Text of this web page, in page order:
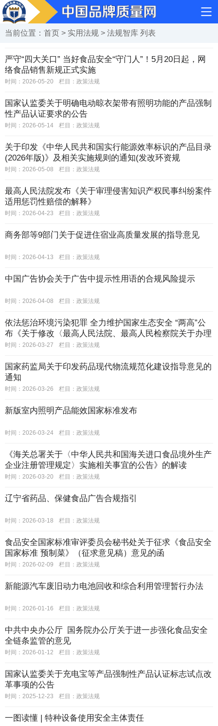
当前位置： 首页 > 实用法规 > 法规智库 列表
严守“四大关口” 当好食品安全“守门人”！5月20日起，网
络食品销售新规正式实施
时间：2026-05-20 栏目： 政策法规
国家认监委关于明确电动晾衣架带有照明功能的产品强制
性产品认证要求的公告
时间：2026-05-14 栏目： 政策法规
关于印发《中华人民共和国实行能源效率标识的产品目录
(2026年版)》及相关实施规则的通知(发改环资规
〔2026〕550号)
时间：2026-05-08 栏目： 政策法规
最高人民法院发布《关于审理侵害知识产权民事纠纷案件
适用惩罚性赔偿的解释》
时间：2026-04-23 栏目： 政策法规
商务部等9部门关于促进住宿业高质量发展的指导意见
时间：2026-04-13 栏目： 政策法规
中国广告协会关于广告中提示性用语的合规风险提示
时间：2026-04-08 栏目： 政策法规
依法惩治环境污染犯罪 全力维护国家生态安全 “两高”公
布《关于修改〈最高人民法院、最高人民检察院关于办理
环境污染刑事案件适用法律若干问题的解释〉的决定》
时间：2026-03-27 栏目： 政策法规
国家药监局关于印发药品现代物流规范化建设指导意见的
通知
时间：2026-03-26 栏目： 政策法规
新版室内照明产品能效国家标准发布
时间：2026-03-24 栏目： 政策法规
《海关总署关于〈中华人民共和国海关进口食品境外生产
企业注册管理规定〉实施相关事宜的公告》的解读
时间：2026-03-20 栏目： 政策法规
辽宁省药品、保健食品广告合规指引
时间：2026-03-18 栏目： 政策法规
食品安全国家标准审评委员会秘书处关于征求《食品安全
国家标准 预制菜》（征求意见稿）意见的函
时间：2026-02-09 栏目： 政策法规
新能源汽车废旧动力电池回收和综合利用管理暂行办法
时间：2026-01-16 栏目： 政策法规
中共中央办公厅 国务院办公厅关于进一步强化食品安全
全链条监管的意见
时间：2026-01-12 栏目： 政策法规
国家认监委关于充电宝等产品强制性产品认证标志试点改
革事项的公告
时间：2025-12-23 栏目： 政策法规
一图读懂 | 特种设备使用安全主体责任